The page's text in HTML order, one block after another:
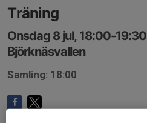
Träning
Onsdag 8 jul, 18:00-19:30
Björknäsvallen
Samling: 18:00